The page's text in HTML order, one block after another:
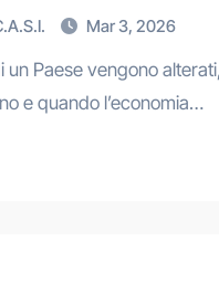
Mar 3, 2026
Paese vengono
e quando l’economia…